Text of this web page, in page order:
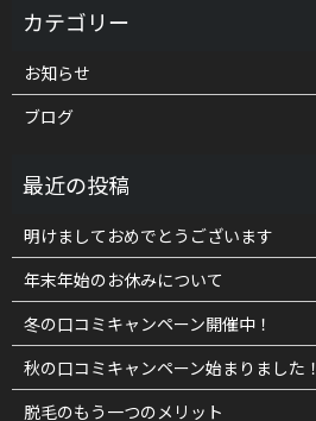
お知らせ
ブログ
明けましておめでとうございます
年末年始のお休みについて
冬の口コミキャンペーン開催中！
秋の口コミキャンペーン始まりました！
脱毛のもう一つのメリット